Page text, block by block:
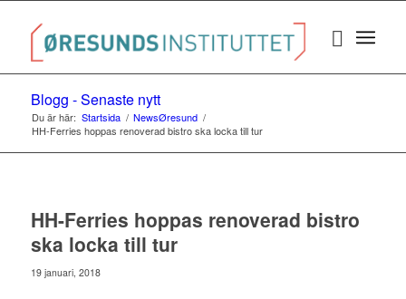
Blogg - Senaste nytt
Du är här: Startsida / NewsØresund /
HH-Ferries hoppas renoverad bistro ska locka till tur
HH-Ferries hoppas renoverad bistro
ska locka till tur
19 januari, 2018